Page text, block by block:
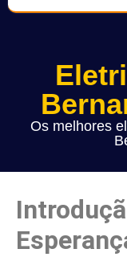
Os melhores